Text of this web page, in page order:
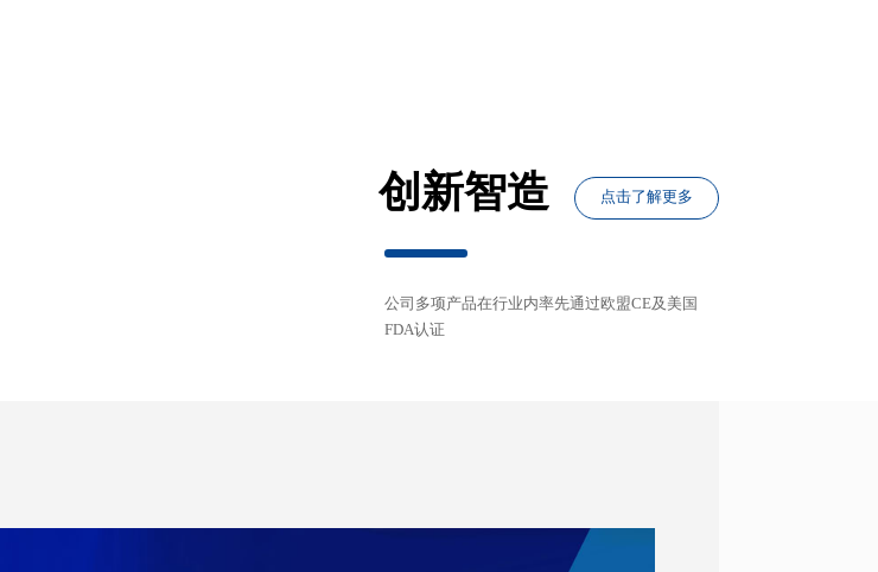
创新智造 点击了解更多
公司多项产品在行业内率先通过欧盟CE及美国
FDA认证